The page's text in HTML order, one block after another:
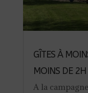
GÎTES À
MOINS DE 2H
A la campagne